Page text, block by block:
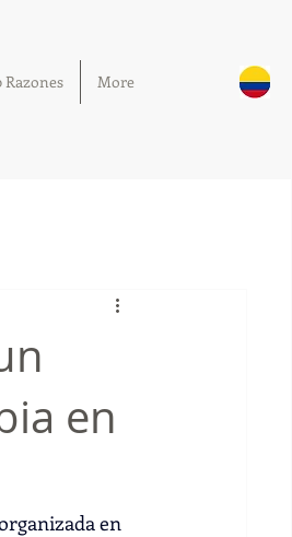
Razones More
en
en